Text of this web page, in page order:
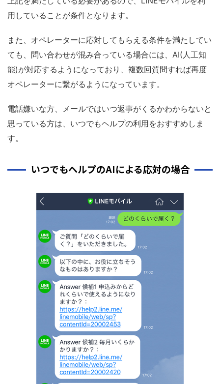
用していることが条件となります。
また、オペレーターに応対してもらえる条件を満たしてい
ても、問い合わせが混み合っている場合には、AI(人工知
能)が対応するようになっており、複数回質問すれば再度
オペレーターに繋がるようになっています。
電話嫌いな方、メールではいつ返事がくるかわからないと
思っている方は、いつでもヘルプの利用をおすすめしま
す。
いつでもヘルプのAIによる応対の場合